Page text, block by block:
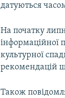
датуються
На початку
інформаційної
культурної
рекомендацій
Також